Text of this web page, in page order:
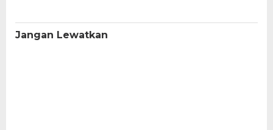
Jangan Lewatkan